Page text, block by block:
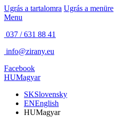
Ugrás a tartalomra Ugrás a menüre
Menu
037 / 631 88 41
info@zirany.eu
Facebook
HUMagyar
SKSlovensky
ENEnglish
HUMagyar